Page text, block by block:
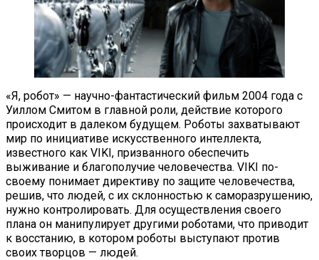
«Я, робот» — научно-фантастический фильм 2004 года с
Уиллом Смитом в главной роли, действие которого
происходит в далеком будущем. Роботы захватывают
мир по инициативе искусственного интеллекта,
известного как VIKI, призванного обеспечить
выживание и благополучие человечества. VIKI по-
своему понимает директиву по защите человечества,
решив, что людей, с их склонностью к саморазрушению,
нужно контролировать. Для осуществления своего
плана он манипулирует другими роботами, что приводит
к восстанию, в котором роботы выступают против
своих творцов — людей.